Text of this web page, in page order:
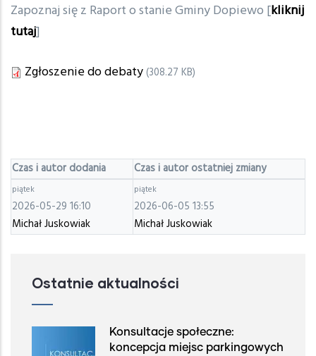
Zapoznaj się z Raport o stanie Gminy Dopiewo [kliknij
tutaj]
Załączniki
Dokument
Zgłoszenie do debaty (308.27 KB)
Czas i autor dodania Czas i autor ostatniej zmiany
piątek
2026-05-29 16:10
Michał Juskowiak
piątek
2026-06-05 13:55
Michał Juskowiak
Ostatnie aktualności
Konsultacje społeczne:
koncepcja miejsc parkingowych